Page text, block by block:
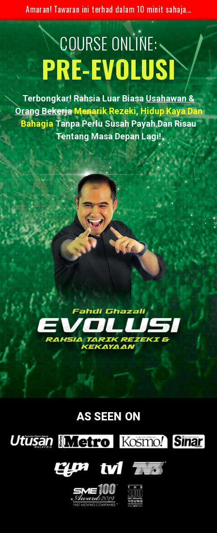
Amaran! Tawaran ini terhad dalam 10 minit sahaja...
COURSE ONLINE:
PRE-EVOLUSI
Terbongkar! Rahsia Luar BiasaUsahawan &
Orang BekerjaMenarik Rezeki, Hidup Kaya Dan
BahagiaTanpa Perlu Susah Payah Dan Risau
Tentang Masa Depan Lagi!
AS SEEN ON